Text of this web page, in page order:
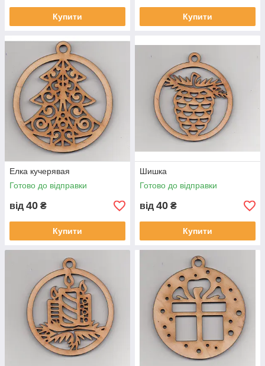
Купити Купити
Елка кучерявая
Готово до відправки
від 40 ₴
Купити
Шишка
Готово до відправки
від 40 ₴
Купити